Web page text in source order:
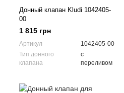
Донный клапан Kludi 1042405-
00
1 815 грн
Артикул
1042405-00
Тип донного
клапана
с
переливом